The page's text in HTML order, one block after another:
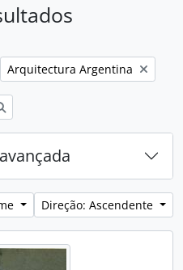
Remover filtro:
Arquitectura Argentina
Direção: Ascendente